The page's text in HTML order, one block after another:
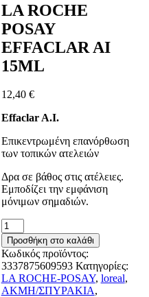
LA ROCHE
POSAY
EFFACLAR AI
15ML
12,40 €
Effaclar A.I.
Επικεντρωμένη επανόρθωση
των τοπικών ατελειών
Δρα σε βάθος στις ατέλειες.
Εμποδίζει την εμφάνιση
μόνιμων σημαδιών.
LA
ROCHE
POSAY
EFFACLAR
AI
15ML
Προσθήκη στο καλάθι
Κωδικός προϊόντος:
3337875609593 Κατηγορίες:
LA ROCHE-POSAY, loreal,
ΑΚΜΗ/ΣΠΥΡΑΚΙΑ,